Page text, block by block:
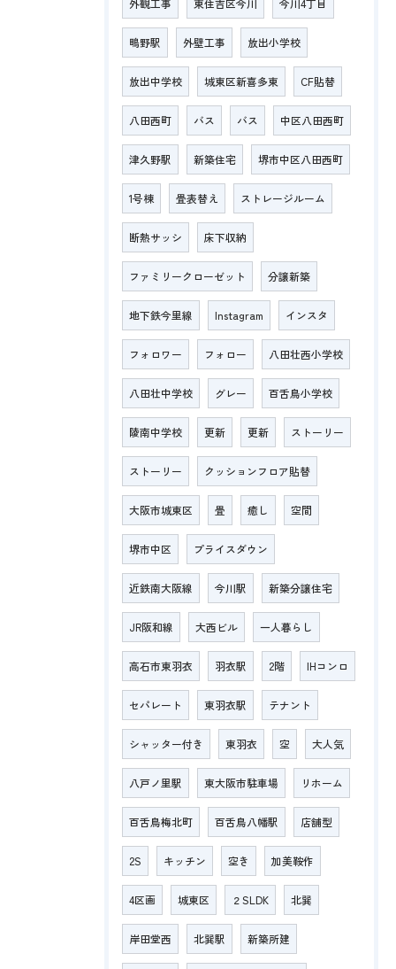
外観工事 東住吉区今川 今川4丁目
鴫野駅 外壁工事 放出小学校
放出中学校 城東区新喜多東 CF貼替
八田西町 バス バス 中区八田西町
津久野駅 新築住宅 堺市中区八田西町
1号棟 畳表替え ストレージルーム
断熱サッシ 床下収納
ファミリークローゼット 分譲新築
地下鉄今里線 Instagram インスタ
フォロワー フォロー 八田壮西小学校
八田壮中学校 グレー 百舌鳥小学校
陵南中学校 更新 更新 ストーリー
ストーリー クッションフロア貼替
大阪市城東区 畳 癒し 空間
堺市中区 プライスダウン
近鉄南大阪線 今川駅 新築分譲住宅
JR阪和線 大西ビル 一人暮らし
高石市東羽衣 羽衣駅 2階 IHコンロ
セパレート 東羽衣駅 テナント
シャッター付き 東羽衣 空 大人気
八戸ノ里駅 東大阪市駐車場 リホーム
百舌鳥梅北町 百舌鳥八幡駅 店舗型
2S キッチン 空き 加美鞍作
4区画 城東区 ２SLDK 北巽
岸田堂西 北巽駅 新築所建